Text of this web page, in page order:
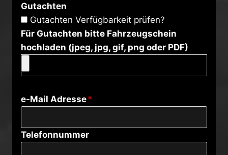
Gutachten
Gutachten Verfügbarkeit prüfen?
Für Gutachten bitte Fahrzeugschein
hochladen (jpeg, jpg, gif, png oder PDF)
e-Mail Adresse*
Telefonnummer